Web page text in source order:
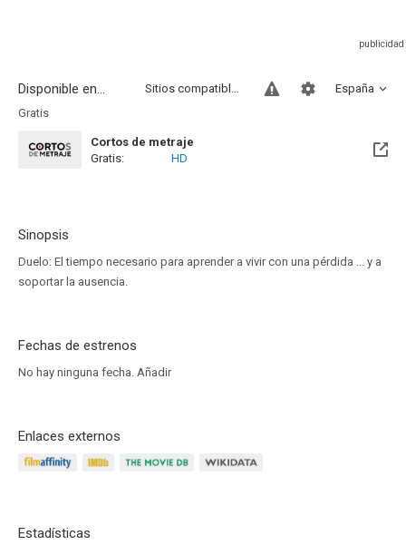
Disponible en... España
Sitios compatibles
Gratis
Cortos de metraje
Gratis:
HD
Sinopsis
Duelo: El tiempo necesario para aprender a vivir con una pérdida ... y a
soportar la ausencia.
Fechas de estrenos
No hay ninguna fecha. Añadir
Enlaces externos
Estadísticas